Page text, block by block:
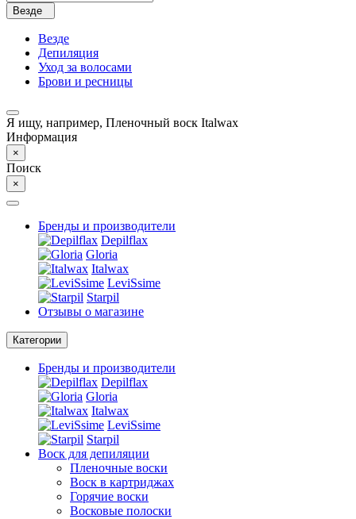
Везде
Везде
Депиляция
Уход за волосами
Брови и ресницы
Я ищу, например, Пленочный воск Italwax
Информация
×
Поиск
×
Бренды и производители
Depilflax
Gloria
Italwax
LeviSsime
Starpil
Отзывы о магазине
Категории
Бренды и производители
Depilflax
Gloria
Italwax
LeviSsime
Starpil
Воск для депиляции
Пленочные воски
Воск в картриджах
Горячие воски
Восковые полоски